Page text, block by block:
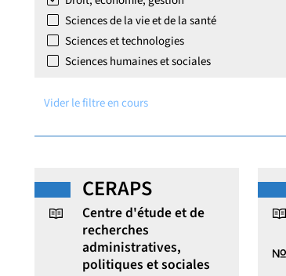
Sous menu Identifier une structure de
Sous menu Préparer un doctorat ou une HDR
Sciences de la vie et de la santé
Sciences et technologies
Sciences humaines et sociales
Vider le filtre en cours
CERAPS
Centre d'étude et de
recherches
administratives,
politiques et sociales